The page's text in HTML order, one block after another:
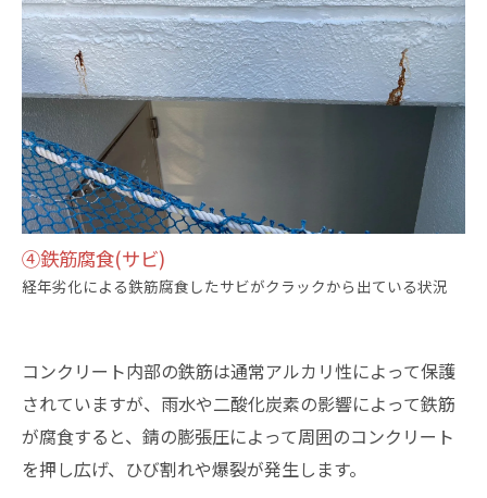
④鉄筋腐食(サビ)
経年劣化による鉄筋腐食したサビがクラックから出ている状況
コンクリート内部の鉄筋は通常アルカリ性によって保護
されていますが、雨水や二酸化炭素の影響によって鉄筋
が腐食すると、錆の膨張圧によって周囲のコンクリート
を押し広げ、ひび割れや爆裂が発生します。